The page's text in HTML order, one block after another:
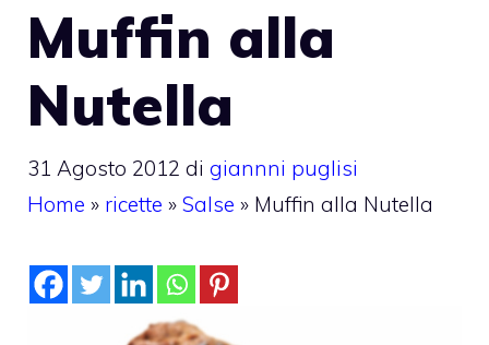
Muffin alla
Nutella
31 Agosto 2012 di giannni puglisi
Home » ricette » Salse » Muffin alla Nutella